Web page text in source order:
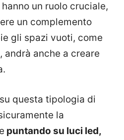
un ruolo cruciale,
un complemento
gli spazi vuoti, come
andrà anche a creare
questa tipologia di
la
puntando su luci led,